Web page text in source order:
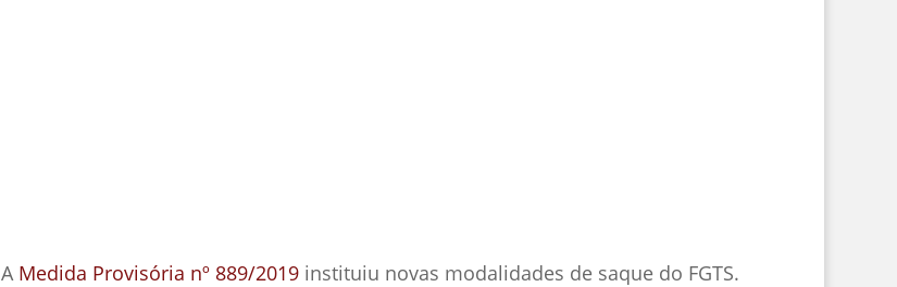
A Medida Provisória nº 889/2019instituiu novas modalidades de saque do FGTS.